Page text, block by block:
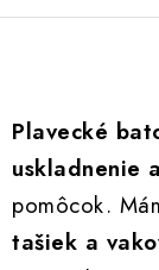
v
l
á
d
a
Plavecké
uskladnenie
pomôcok.
tašiek a